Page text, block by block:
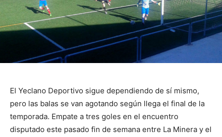
El Yeclano Deportivo sigue dependiendo de sí mismo,
pero las balas se van agotando según llega el final de la
temporada. Empate a tres goles en el encuentro
disputado este pasado fin de semana entre La Minera y el